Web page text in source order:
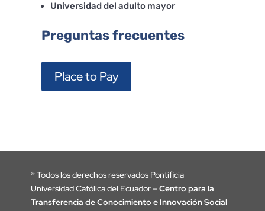
Universidad del adulto mayor
Preguntas frecuentes
Place to Pay
®Todos los derechos reservados Pontificia
Universidad Católica del Ecuador – Centro para la
Transferencia de Conocimiento e Innovación Social